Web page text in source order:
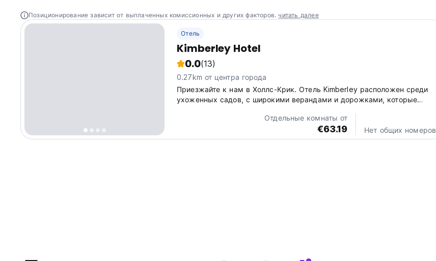
Позиционирование зависит от выплаченных комиссионных и других факторов. читать далее
Отель
Kimberley Hotel
0.0(13)
0.27km от центра города
Приезжайте к нам в Холлс-Крик. Отель Kimberley расположен среди
ухоженных садов, с широкими верандами и дорожками, которые
представляет собой оазис среди сурового ландшафта глубинки.
Отдельные комнаты от
€63.19 Нет общих номеров